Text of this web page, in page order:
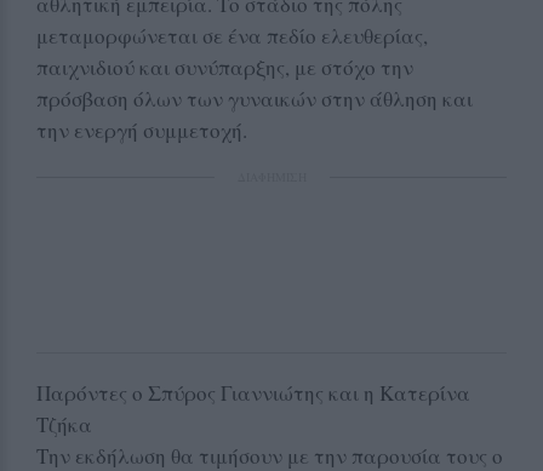
μεταμορφώνεται σε ένα πεδίο ελευθερίας,
παιχνιδιού και συνύπαρξης, με στόχο την
πρόσβαση όλων των γυναικών στην άθληση και
την ενεργή συμμετοχή.
Παρόντες ο Σπύρος Γιαννιώτης και η Κατερίνα
Τζήκα
Την εκδήλωση θα τιμήσουν με την παρουσία τους ο